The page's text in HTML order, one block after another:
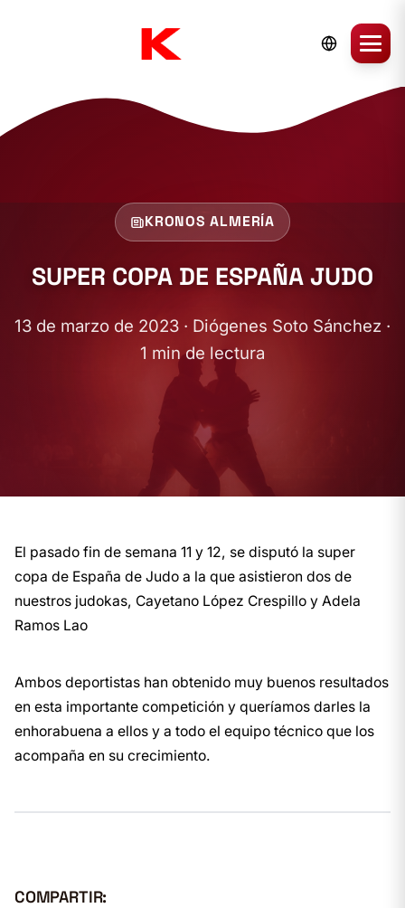
KRONOS ALMERÍA
SUPER COPA DE ESPAÑA JUDO
13 de marzo de 2023 · Diógenes Soto Sánchez ·
1 min de lectura
El pasado fin de semana 11 y 12, se disputó la super
copa de España de Judo a la que asistieron dos de
nuestros judokas, Cayetano López Crespillo y Adela
Ramos Lao
Ambos deportistas han obtenido muy buenos resultados
en esta importante competición y queríamos darles la
enhorabuena a ellos y a todo el equipo técnico que los
acompaña en su crecimiento.
COMPARTIR: